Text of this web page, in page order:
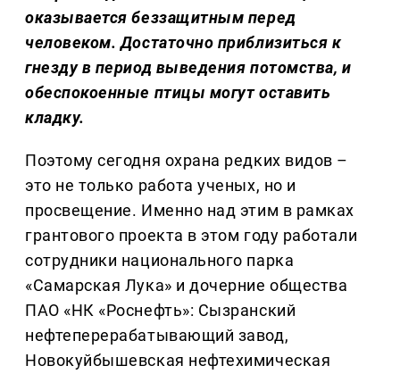
оказывается беззащитным перед
человеком. Достаточно приблизиться к
гнезду в период выведения потомства, и
обеспокоенные птицы могут оставить
кладку.
Поэтому сегодня охрана редких видов –
это не только работа ученых, но и
просвещение. Именно над этим в рамках
грантового проекта в этом году работали
сотрудники национального парка
«Самарская Лука» и дочерние общества
ПАО «НК «Роснефть»: Сызранский
нефтеперерабатывающий завод,
Новокуйбышевская нефтехимическая